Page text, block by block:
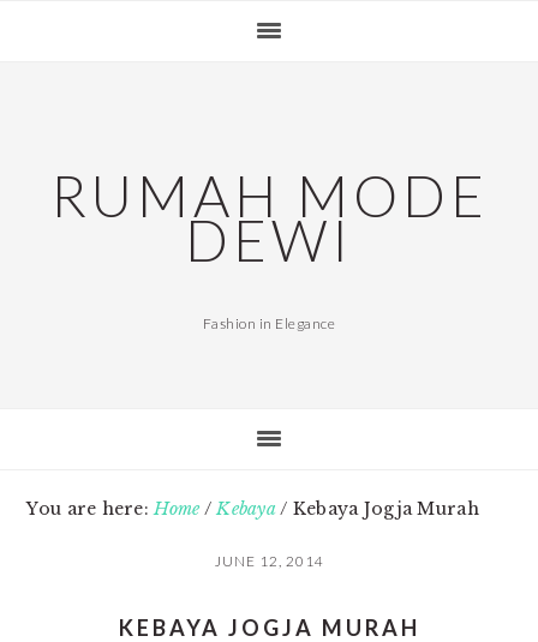
RUMAH MODE
DEWI
Fashion in Elegance
You are here:Home/ Kebaya/ Kebaya Jogja Murah
JUNE 12, 2014
KEBAYA JOGJA MURAH